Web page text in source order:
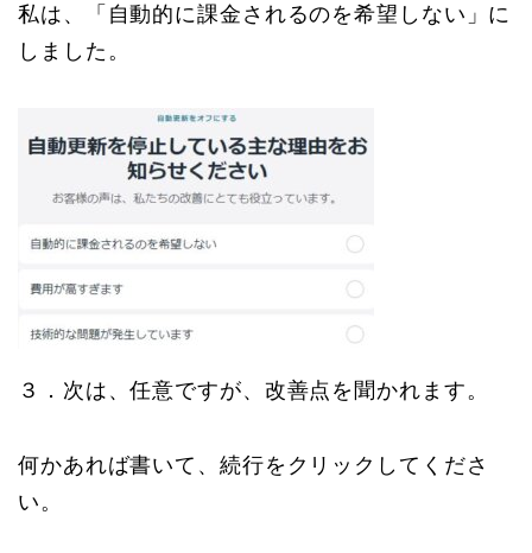
私は、「自動的に課金されるのを希望しない」に
しました。
３．次は、任意ですが、改善点を聞かれます。
何かあれば書いて、続行をクリックしてくださ
い。